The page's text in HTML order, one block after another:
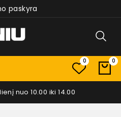
paskyra
0 0
nuo 10.00 iki 14.00